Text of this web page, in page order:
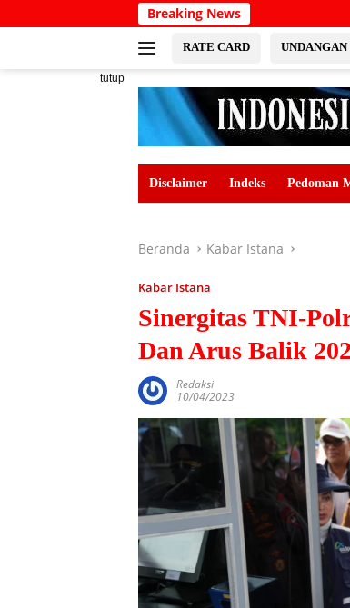
ke
Breaking News
RATE CARD UNDANGAN
tutup
Disclaimer Indeks Pedoman
Beranda Kabar Istana
Kabar Istana
Sinergitas TNI-
Dan Arus Balik
Redaksi
10/04/2023